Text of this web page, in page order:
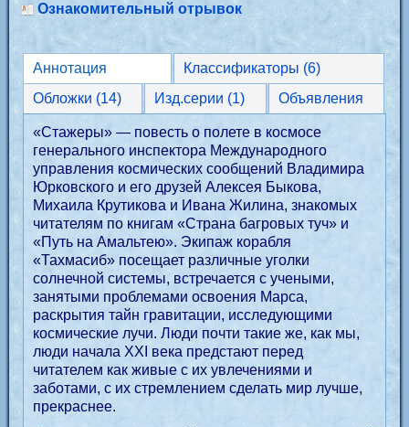
Ознакомительный отрывок
Аннотация
Классификаторы (6)
Обложки (14)
Изд.серии (1) Объявления
«Стажеры» — повесть о полете в космосе
генерального инспектора Международного
управления космических сообщений Владимира
Юрковского и его друзей Алексея Быкова,
Михаила Крутикова и Ивана Жилина, знакомых
читателям по книгам «Страна багровых туч» и
«Путь на Амальтею». Экипаж корабля
«Тахмасиб» посещает различные уголки
солнечной системы, встречается с учеными,
занятыми проблемами освоения Марса,
раскрытия тайн гравитации, исследующими
космические лучи. Люди почти такие же, как мы,
люди начала XXI века предстают перед
читателем как живые с их увлечениями и
заботами, с их стремлением сделать мир лучше,
прекраснее.